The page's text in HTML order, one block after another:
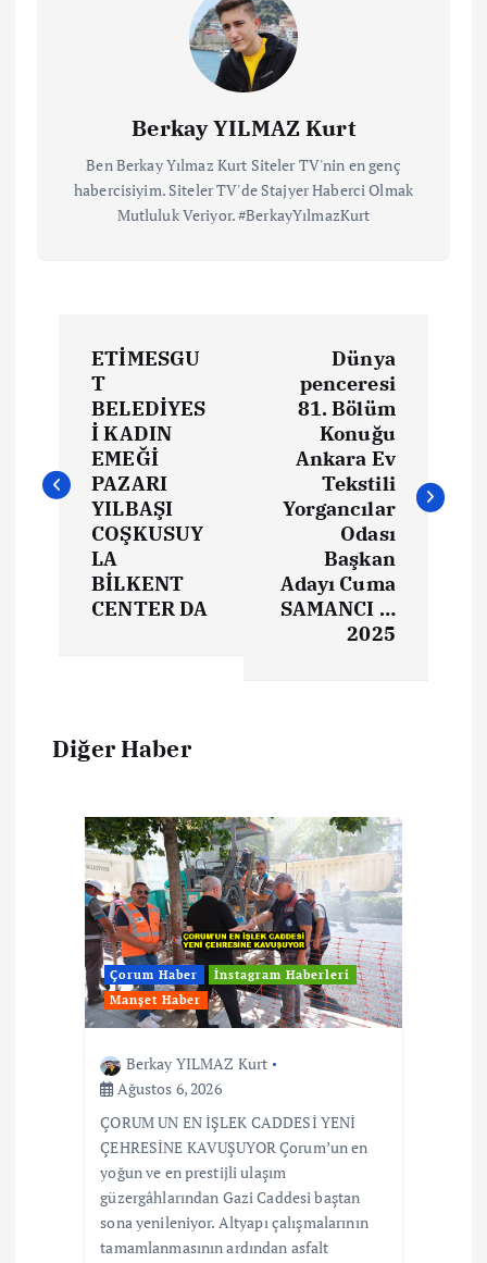
Berkay YILMAZ Kurt
Ben Berkay Yılmaz Kurt Siteler TV'nin en genç
habercisiyim. Siteler TV'de Stajyer Haberci Olmak
Mutluluk Veriyor. #BerkayYılmazKurt
ETİMESGU
T
BELEDİYES
İ KADIN
EMEĞİ
PAZARI
YILBAŞI
COŞKUSUY
LA
BİLKENT
CENTER DA
Dünya
penceresi
81. Bölüm
Konuğu
Ankara Ev
Tekstili
Yorgancılar
Odası
Başkan
Adayı Cuma
SAMANCI …
2025
Diğer Haber
Çorum Haber
İnstagram Haberleri
Manşet Haber
Berkay YILMAZ Kurt
Ağustos 6, 2026
ÇORUM UN EN İŞLEK CADDESİ YENİ
ÇEHRESİNE KAVUŞUYOR Çorum’un en
yoğun ve en prestijli ulaşım
güzergâhlarından Gazi Caddesi baştan
sona yenileniyor. Altyapı çalışmalarının
tamamlanmasının ardından asfalt